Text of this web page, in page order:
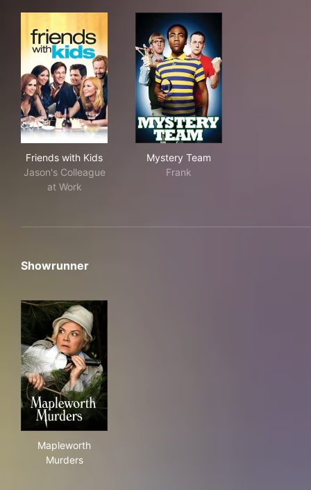
Friends with Kids
Jason's Colleague
at Work
Mystery Team
Frank
Showrunner
Mapleworth
Murders